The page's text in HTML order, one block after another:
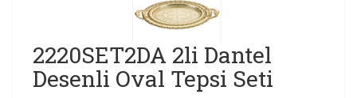
2220SET2DA 2li Dantel
Desenli Oval Tepsi Seti